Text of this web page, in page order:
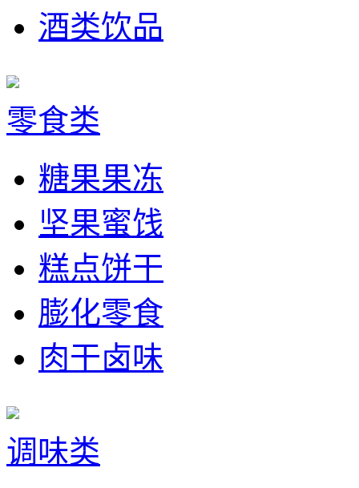
酒类饮品
零食类
糖果果冻
坚果蜜饯
糕点饼干
膨化零食
肉干卤味
调味类